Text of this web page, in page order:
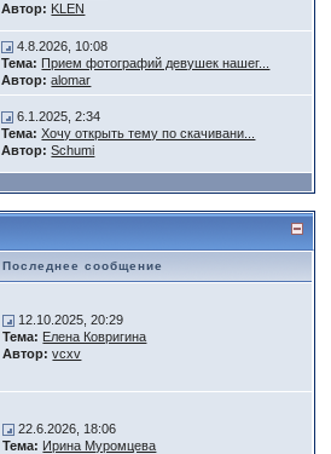
Автор: KLEN
4.8.2026, 10:08
Тема: Прием фотографий девушек нашег...
Автор: alomar
6.1.2025, 2:34
Тема: Хочу открыть тему по скачивани...
Автор: Schumi
Последнее сообщение
12.10.2025, 20:29
Тема: Елена Ковригина
Автор: vcxv
22.6.2026, 18:06
Тема: Ирина Муромцева